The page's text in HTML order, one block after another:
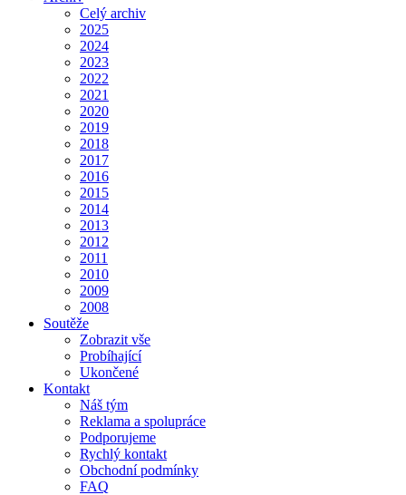
Celý archiv
2025
2024
2023
2022
2021
2020
2019
2018
2017
2016
2015
2014
2013
2012
2011
2010
2009
2008
Soutěže
Zobrazit vše
Probíhající
Ukončené
Kontakt
Náš tým
Reklama a spolupráce
Podporujeme
Rychlý kontakt
Obchodní podmínky
FAQ